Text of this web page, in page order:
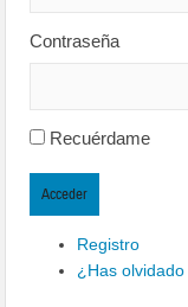
Contraseña
Recuérdame
Acceder
Registro
¿Has